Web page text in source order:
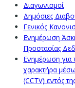
Διαγωνισμοί
Δημόσιες
Γενικός
Ενημέρωση
Προστασίας
Ενημέρωση για
χαρακτήρα
(CCTV) εντός